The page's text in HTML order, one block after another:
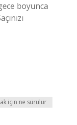
boyunca
için ne sürülür